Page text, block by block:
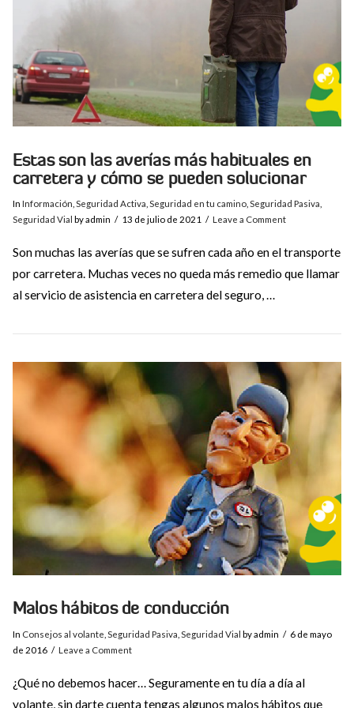
VIEW POST
Estas son las averías más habituales en
carretera y cómo se pueden solucionar
In Información Seguridad Activa Seguridad en tu camino, Seguridad Pasiva
Seguridad Vial
by admin 13 de julio de 2021 Leave a Comment
Son muchas las averías que se sufren cada año en el transporte
por carretera. Muchas veces no queda más remedio que llamar
al servicio de asistencia en carretera del seguro, …
Malos hábitos de conducción
In Consejos al volante Seguridad Pasiva Seguridad Vial by admin
6 de mayo
de 2016
Leave a Comment
¿Qué no debemos hacer… Seguramente en tu día a día al
volante, sin darte cuenta tengas algunos malos hábitos que